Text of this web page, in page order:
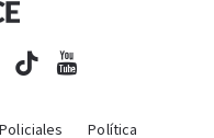
Policiales
Política